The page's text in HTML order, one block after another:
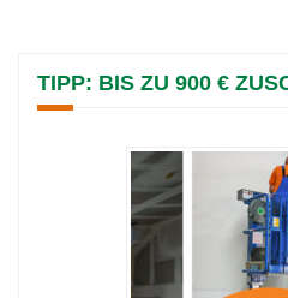
TIPP: BIS ZU 900 €